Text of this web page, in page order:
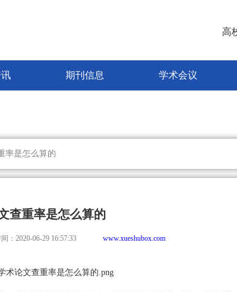
高
期刊信息 学术会议
率是怎么算的
查重率是怎么算的
：2020-06-29 16:57:33 www.xueshubox.com